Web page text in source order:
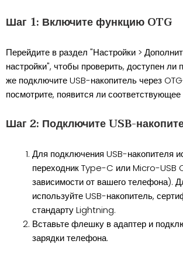
Шаг 1: Включите функцию OTG
Перейдите в раздел "Настройки >
настройки", чтобы проверить, доступен ли
же подключите USB-накопитель через
посмотрите, появится ли
Шаг 2: Подключите USB-
Для подключения USB-накопителя
переходник Type-C или Micro-USB
зависимости от вашего телефона).
используйте USB-накопитель,
стандарту Lightning.
Вставьте флешку в адаптер и
зарядки телефона.